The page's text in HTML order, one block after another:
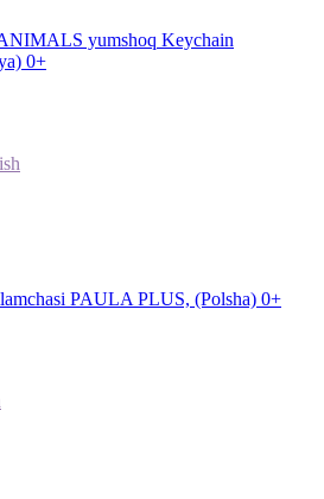
yumshoq Keychain
0+
PAULA PLUS, (Polsha) 0+